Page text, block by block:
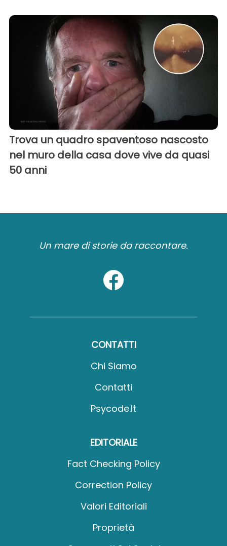
Trova un quadro spaventoso nascosto
nel muro della casa dove vive da quasi
50 anni
Un mare di storie da raccontare.
CONTATTI
Chi Siamo
Contatti
Psycode.it
EDITORIALE
Fact Checking Policy
Correction Policy
Valori Editoriali
Proprietà